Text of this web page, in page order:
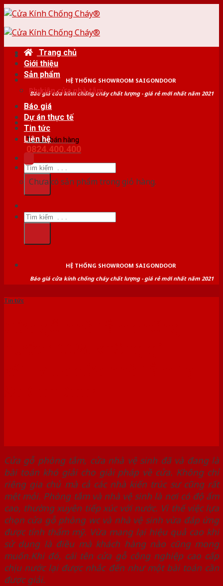
Skip
content
HỆ THỐNG SHOWROOM SAIGONDOOR
Báo giá cửa kính chống cháy chất lượng - giá rẻ mới nhất năm 2021
Tư vấn bán hàng
0824.400.400
Tìm
kiếm:
Trang chủ
Giới thiệu
Sản phẩm
Phụ kiện cửa nhà tắm
Báo giá
Dự án thực tế
Tin tức
Liên hệ
Chưa có sản phẩm trong giỏ hàng.
Tìm
kiếm:
HỆ THỐNG SHOWROOM SAIGONDOOR
Báo giá cửa kính chống cháy chất lượng - giá rẻ mới nhất năm 2021
Tin tức
Cửa gỗ phòng tắm, cửa nhà vệ sinh đã và đang là
bài toán khó giải cho giải pháp về cửa. Không chỉ
riêng gia chủ mà cả các nhà kiến trúc sư cũng rất
mệt mỏi. Phòng tắm và nhà vệ sinh là nơi có độ ẩm
cao, thường xuyên tiếp xúc với nước. Vì thế việc lựa
chọn cửa gỗ phòng wc và nhà vệ sinh vừa đáp ứng
được tính thẩm mỹ. Vừa mang lại hiệu quả cao khi
sử dụng là điều mà khách hàng nào cũng mong
muốn.Khi đó, cái tên cửa gỗ công nghiệp cao cấp
chịu nước lại được nhắc đến như một bài toán cần
được giải.